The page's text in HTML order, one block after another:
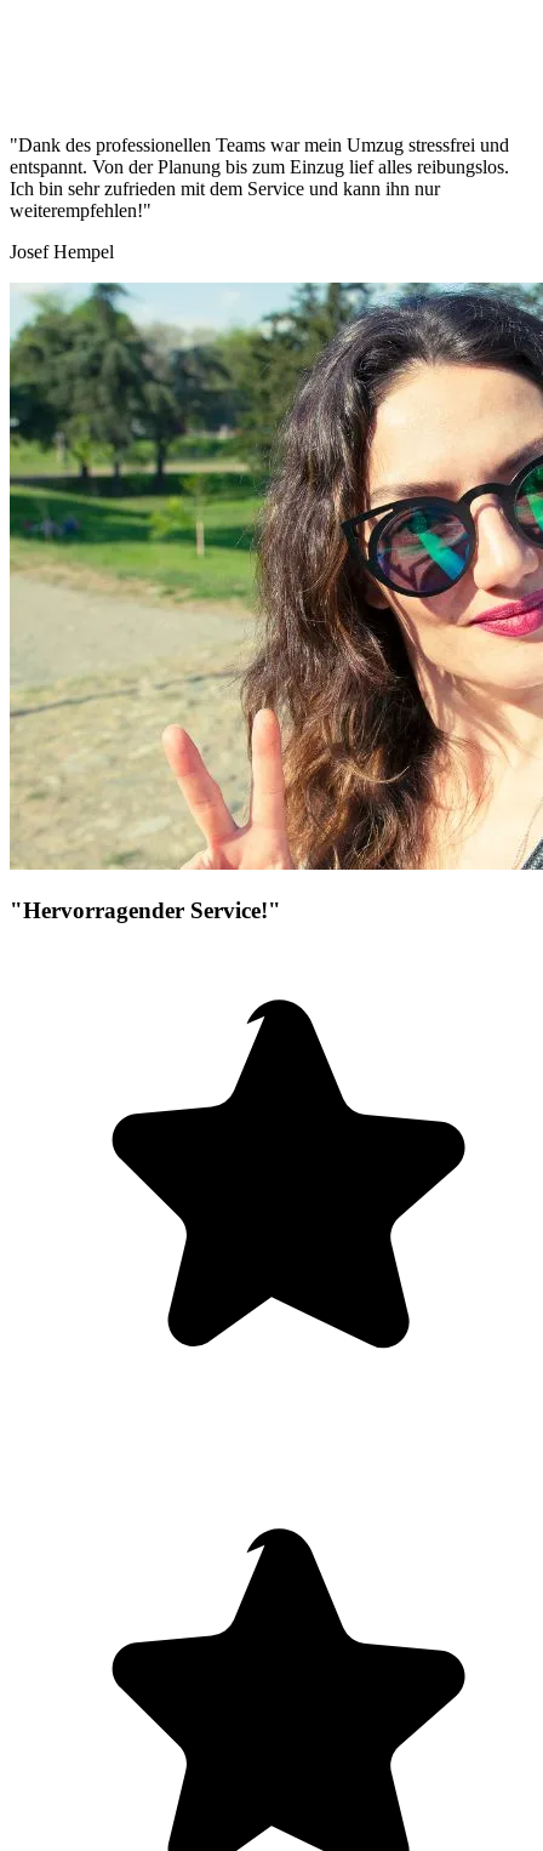
"Dank des professionellen Teams war mein Umzug stressfrei und
entspannt. Von der Planung bis zum Einzug lief alles reibungslos.
Ich bin sehr zufrieden mit dem Service und kann ihn nur
weiterempfehlen!"
Josef Hempel
"Hervorragender Service!"